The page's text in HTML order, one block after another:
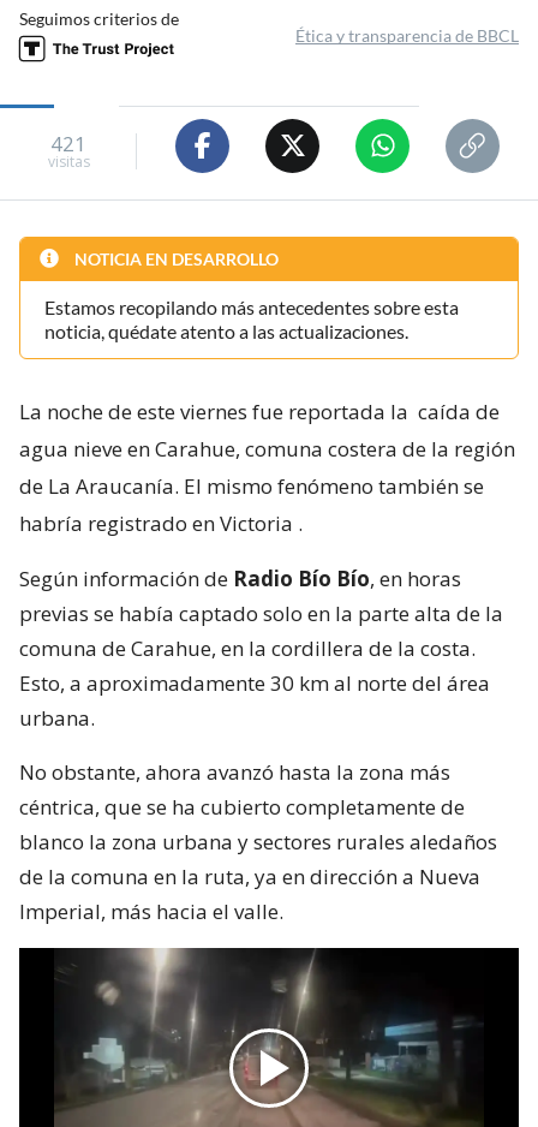
Seguimos criterios de
Ética y transparencia de BBCL
421
visitas
NOTICIA EN DESARROLLO
Estamos recopilando más antecedentes sobre esta
noticia, quédate atento a las actualizaciones.
La noche de este viernes fue reportada la caída de
agua nieve en Carahue, comuna costera de la región
de La Araucanía. El mismo fenómeno también se
habría registrado en Victoria .
Según información de Radio Bío Bío, en horas
previas se había captado solo en la parte alta de la
comuna de Carahue, en la cordillera de la costa.
Esto, a aproximadamente 30 km al norte del área
urbana.
No obstante, ahora avanzó hasta la zona más
céntrica, que se ha cubierto completamente de
blanco la zona urbana y sectores rurales aledaños
de la comuna en la ruta, ya en dirección a Nueva
Imperial, más hacia el valle.